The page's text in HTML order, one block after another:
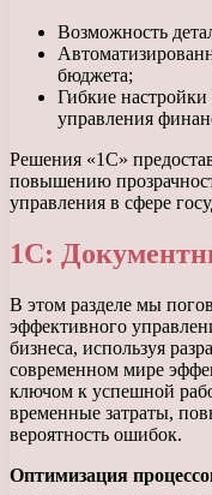
Возможность
бюджета;
Гибкие
управления
Решения «1С»
повышению
управления в сфере
1С:
В этом разделе мы
эффективного
бизнеса, используя
современном мире
ключом к успешной
временные затраты,
вероятность ошибок.
Оптимизация